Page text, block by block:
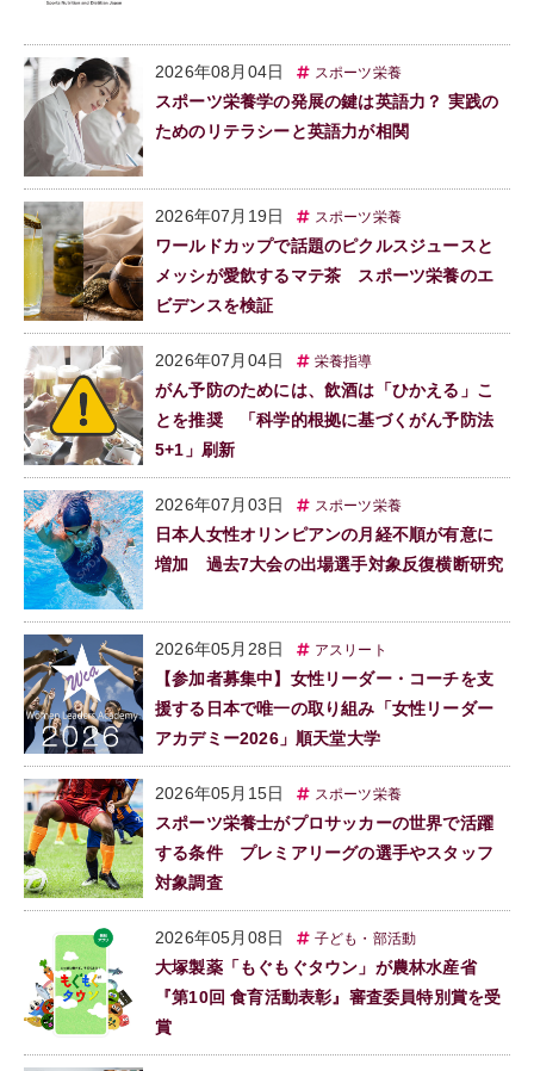
2026年08月04日 スポーツ栄養
スポーツ栄養学の発展の鍵は英語力？ 実践の
ためのリテラシーと英語力が相関
2026年07月19日 スポーツ栄養
ワールドカップで話題のピクルスジュースと
メッシが愛飲するマテ茶 スポーツ栄養のエ
ビデンスを検証
2026年07月04日 栄養指導
がん予防のためには、飲酒は「ひかえる」こ
とを推奨 「科学的根拠に基づくがん予防法
5+1」刷新
2026年07月03日 スポーツ栄養
日本人女性オリンピアンの月経不順が有意に
増加 過去7大会の出場選手対象反復横断研究
2026年05月28日 アスリート
【参加者募集中】女性リーダー・コーチを支
援する日本で唯一の取り組み「女性リーダー
アカデミー2026」順天堂大学
2026年05月15日 スポーツ栄養
スポーツ栄養士がプロサッカーの世界で活躍
する条件 プレミアリーグの選手やスタッフ
対象調査
2026年05月08日 子ども・部活動
大塚製薬「もぐもぐタウン」が農林水産省
『第10回 食育活動表彰』審査委員特別賞を受
賞